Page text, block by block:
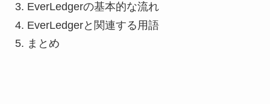
EverLedgerの基本的な流れ
EverLedgerと関連する用語
まとめ